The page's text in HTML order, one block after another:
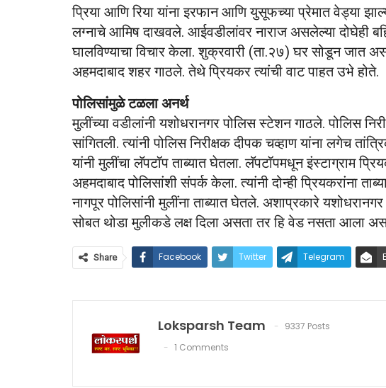
प्रिया आणि रिया यांना इरफान आणि युसूफच्या प्रेमात वेड्या
लग्नाचे आमिष दाखवले. आईवडीलांवर नाराज असलेल्या दोघेही
घालविण्याचा विचार केला. शुक्रवारी (ता.२७) घर सोडून जात
अहमदाबाद शहर गाठले. तेथे प्रियकर त्यांची वाट पाहत उभे होते.
पोलिसांमुळे टळला अनर्थ
मुलींच्या वडीलांनी यशोधरानगर पोलिस स्टेशन गाठले. पोलिस
सांगितली. त्यांनी पोलिस निरीक्षक दीपक चव्हाण यांना लगेच
यांनी मुलींचा लॅपटॉप ताब्यात घेतला. लॅपटॉपमधून इंस्टाग्राम
अहमदाबाद पोलिसांशी संपर्क केला. त्यांनी दोन्ही प्रियकरांना
नागपूर पोलिसांनी मुलींना ताब्यात घेतले. अशाप्रकारे
सोबत थोडा मुलीकडे लक्ष दिला असता तर हि वेड नसता आला
Share Facebook Twitter Telegram
Loksparsh Team
9337 Posts
1 Comments